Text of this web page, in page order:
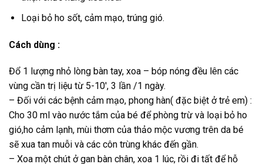
Loại bỏ ho sốt, cảm mạo, trúng gió.
Cách dùng :
Đổ 1 lượng nhỏ lòng bàn tay, xoa – bóp nóng đều lên các
vùng cần trị liệu từ 5-10′, 3 lần /1 ngày.
– Đối với các bệnh cảm mạo, phong hàn( đặc biệt ở trẻ em) :
Cho 30 ml vào nước tắm của bé để phòng trừ và loại bỏ ho
gió,ho cảm lạnh, mùi thơm của thảo mộc vương trên da bé
sẽ xua tan muỗi và các côn trùng khác đến gần.
– Xoa một chút ở gan bàn chân, xoa 1 lúc, rồi đi tất để hỗ